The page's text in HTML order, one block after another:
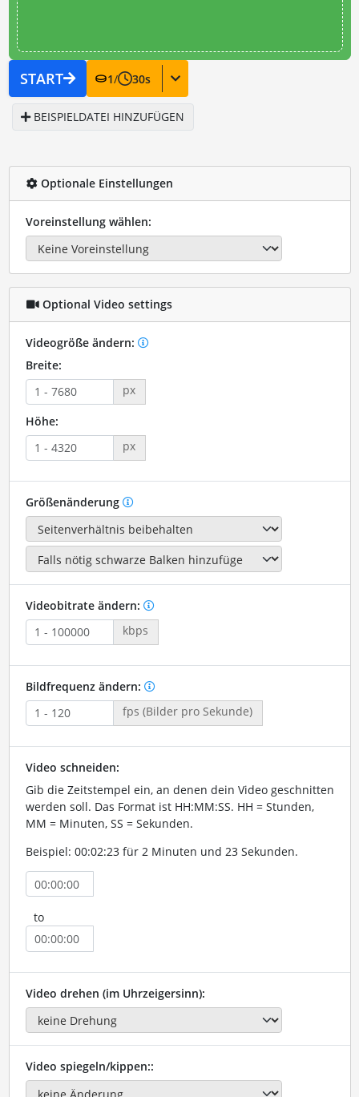
START 1/ 30s
BEISPIELDATEI HINZUFÜGEN
Optionale Einstellungen
Voreinstellung wählen:
Optional Video settings
Videogröße ändern:
Breite:
px
Höhe:
px
Größenänderung
Videobitrate ändern:
kbps
Bildfrequenz ändern:
fps (Bilder pro Sekunde)
Video schneiden:
Gib die Zeitstempel ein, an denen dein Video geschnitten
werden soll. Das Format ist HH:MM:SS. HH = Stunden,
MM = Minuten, SS = Sekunden.
Beispiel: 00:02:23 für 2 Minuten und 23 Sekunden.
to
Video drehen (im Uhrzeigersinn):
Video spiegeln/kippen::